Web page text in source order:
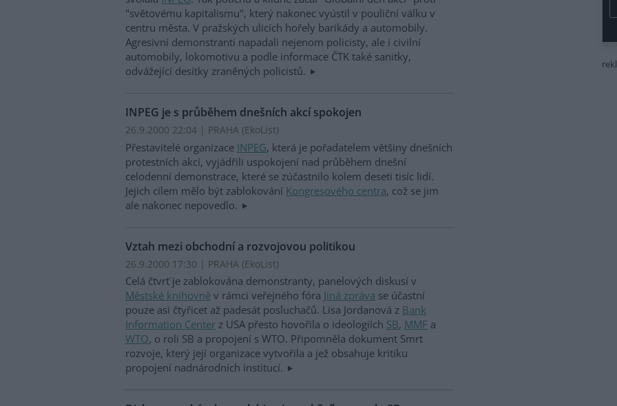
"světovému kapitalismu", který nakonec vyústil v pouliční válku v
centru města. V pražských ulicích hořely barikády a automobily.
Agresivní demonstranti napadali nejenom policisty, ale i civilní
automobily, lokomotivu a podle informace ČTK také sanitky,
odvážející desítky zraněných policistů.
INPEG je s průběhem dnešních akcí spokojen
26.9.2000 22:04 | PRAHA (EkoList)
Přestavitelé organizace INPEG, která je pořadatelem většiny dnešních
protestních akcí, vyjádřili uspokojení nad průběhem dnešní
celodenní demonstrace, které se zúčastnilo kolem deseti tisíc lidí.
Jejich cílem mělo být zablokování Kongresového centra, což se jim
ale nakonec nepovedlo.
Vztah mezi obchodní a rozvojovou politikou
26.9.2000 17:30 | PRAHA (EkoList)
Celá čtvrť je zablokována demonstranty, panelových diskusí v
Městské knihovně v rámci veřejného fóra Jiná zpráva se účastní
pouze asi čtyřicet až padesát posluchačů. Lisa Jordanová z Bank
Information Center z USA přesto hovořila o ideologiích SB, MMF a
WTO, o roli SB a propojení s WTO. Připomněla dokument Smrt
rozvoje, který její organizace vytvořila a jež obsahuje kritiku
propojení nadnárodních institucí.